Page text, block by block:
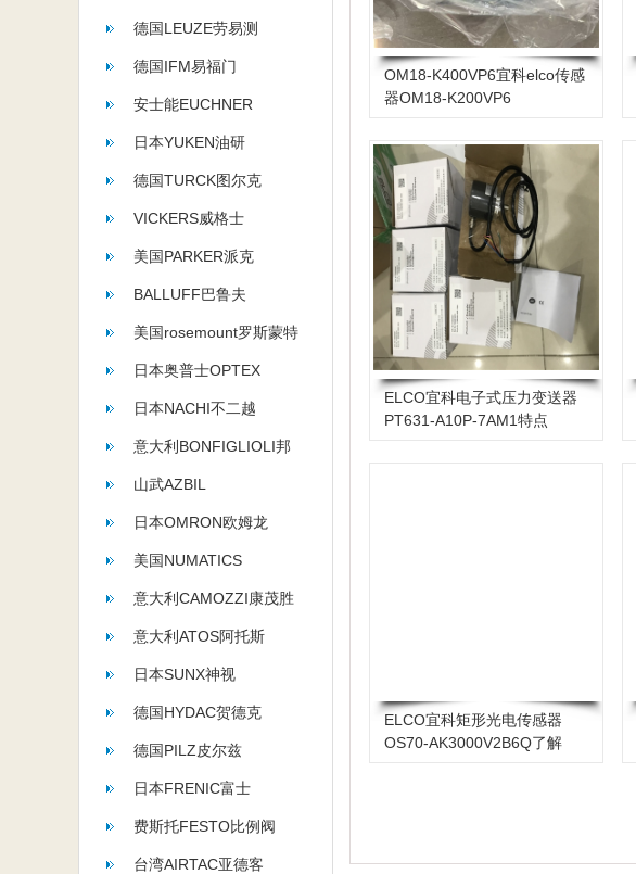
德国LEUZE劳易测
德国IFM易福门
安士能EUCHNER
日本YUKEN油研
德国TURCK图尔克
VICKERS威格士
美国PARKER派克
BALLUFF巴鲁夫
美国rosemount罗斯蒙特
日本奥普士OPTEX
日本NACHI不二越
意大利BONFIGLIOLI邦
飞利
山武AZBIL
日本OMRON欧姆龙
美国NUMATICS
意大利CAMOZZI康茂胜
意大利ATOS阿托斯
日本SUNX神视
德国HYDAC贺德克
德国PILZ皮尔兹
日本FRENIC富士
费斯托FESTO比例阀
台湾AIRTAC亚德客
OM18-K400VP6宜科elco传感
器OM18-K200VP6
ELCO宜科电子式压力变送器
PT631-A10P-7AM1特点
ELCO宜科矩形光电传感器
OS70-AK3000V2B6Q了解